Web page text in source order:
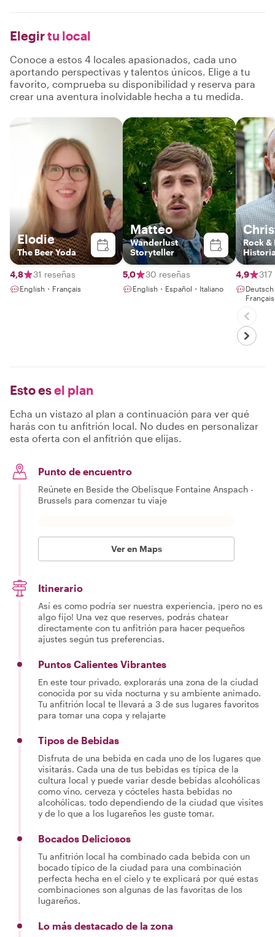
Elegirtu local
Conoce a estos 4 locales apasionados, cada uno
aportando perspectivas y talentos únicos. Elige a tu
favorito, comprueba su disponibilidad y reserva para
crear una aventura inolvidable hecha a tu medida.
Elodie
The Beer Yoda
4,8 31 reseñas
English・Français
Matteo
Wanderlust
Storyteller
5,0 30 reseñas
English・Español・Italiano
Rock &
4,9
Esto esel plan
Echa un vistazo al plan a continuación para ver qué
harás con tu anfitrión local. No dudes en personalizar
esta oferta con el anfitrión que elijas.
Punto de encuentro
Reúnete en Beside the Obelisque Fontaine Anspach -
Brussels para comenzar tu viaje
Ver en Maps
Itinerario
Así es como podría ser nuestra experiencia, ¡pero no es
algo fijo! Una vez que reserves, podrás chatear
directamente con tu anfitrión para hacer pequeños
ajustes según tus preferencias.
Puntos Calientes Vibrantes
En este tour privado, explorarás una zona de la ciudad
conocida por su vida nocturna y su ambiente animado.
Tu anfitrión local te llevará a 3 de sus lugares favoritos
para tomar una copa y relajarte
Tipos de Bebidas
Disfruta de una bebida en cada uno de los lugares que
visitarás. Cada una de tus bebidas es típica de la
cultura local y puede variar desde bebidas alcohólicas
como vino, cerveza y cócteles hasta bebidas no
alcohólicas, todo dependiendo de la ciudad que visites
y de lo que a los lugareños les guste tomar.
Bocados Deliciosos
Tu anfitrión local ha combinado cada bebida con un
bocado típico de la ciudad para una combinación
perfecta hecha en el cielo y te explicará por qué estas
combinaciones son algunas de las favoritas de los
lugareños.
Lo más destacado de la zona